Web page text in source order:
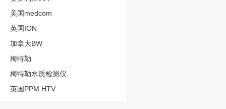
美国medcom
英国ION
加拿大BW
梅特勒
梅特勒水质检测仪
英国PPM HTV